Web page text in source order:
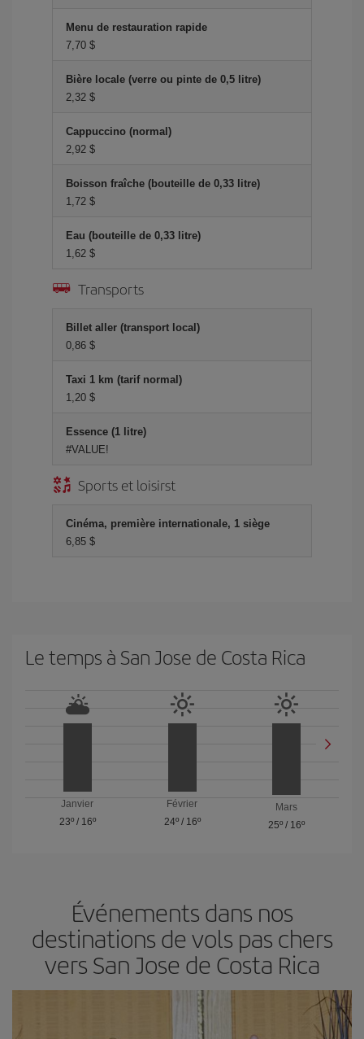
Menu de restauration rapide
7,70 $
Bière locale (verre ou pinte de 0,5 litre)
2,32 $
Cappuccino (normal)
2,92 $
Boisson fraîche (bouteille de 0,33 litre)
1,72 $
Eau (bouteille de 0,33 litre)
1,62 $
Transports
Billet aller (transport local)
0,86 $
Taxi 1 km (tarif normal)
1,20 $
Essence (1 litre)
#VALUE!
Sports et loisirst
Cinéma, première internationale, 1 siège
6,85 $
Le temps à San Jose de Costa Rica
Janvier
23º/ 16º
Février
24º/ 16º
Mars
25º / 16º
Événements dans nos
destinations de vols pas chers
vers San Jose de Costa Rica